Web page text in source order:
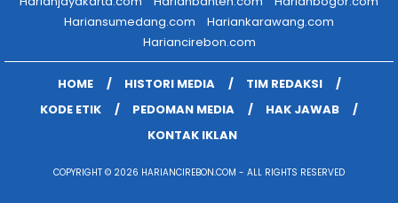
Hariansumedang.com
Hariankarawang.com
Hariancirebon.com
HOME HISTORI MEDIA
TIM REDAKSI
KODE ETIK
PEDOMAN MEDIA
HAK JAWAB
KONTAK IKLAN
COPYRIGHT © 2026 HARIANCIREBON.COM - ALL RIGHTS RESERVED